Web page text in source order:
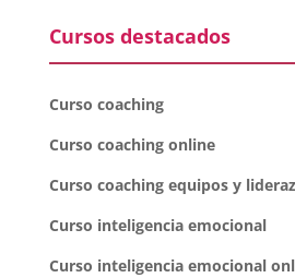
Cursos destacados
Curso coaching
Curso coaching online
Curso coaching equipos y
Curso inteligencia emocional
Curso inteligencia emocional